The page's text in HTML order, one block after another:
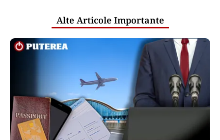
Alte Articole Importante